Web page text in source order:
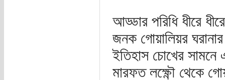
আড্ডার পরিধি ধীরে
জনক গোয়ালিয়র
ইতিহাস চোখের সামনে
মারফত লক্ষ্ণৌ থেকে